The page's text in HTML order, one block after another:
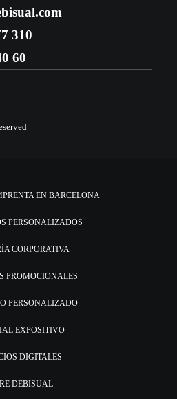
310
60
EN BARCELONA
PERSONALIZADOS
CORPORATIVA
PROMOCIONALES
PERSONALIZADO
EXPOSITIVO
DIGITALES
DEBISUAL